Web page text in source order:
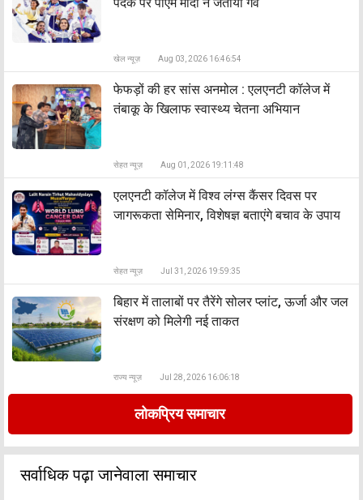
खेल न्यूज़ Aug 03, 2026 16:46:54
फेफड़ों की हर सांस अनमोल : एलएनटी कॉलेज में
तंबाकू के खिलाफ स्वास्थ्य चेतना अभियान
सेहत न्यूज़ Aug 01, 2026 19:11:48
एलएनटी कॉलेज में विश्व लंग्स कैंसर दिवस पर
जागरूकता सेमिनार, विशेषज्ञ बताएंगे बचाव के उपाय
सेहत न्यूज़ Jul 31, 2026 19:59:35
बिहार में तालाबों पर तैरेंगे सोलर प्लांट, ऊर्जा और जल
संरक्षण को मिलेगी नई ताकत
राज्य न्यूज़ Jul 28, 2026 16:06:18
लोकप्रिय समाचार
सर्वाधिक पढ़ा जानेवाला समाचार